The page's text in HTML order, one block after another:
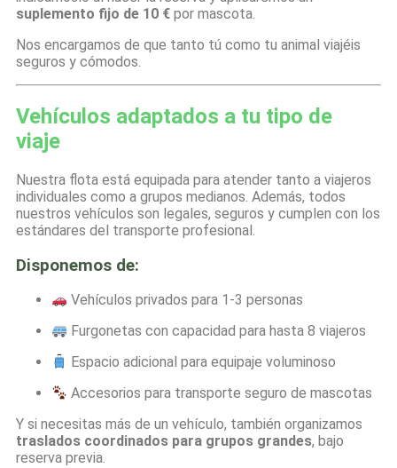
suplemento fijo de 10 € por mascota.
Nos encargamos de que tanto tú como tu animal viajéis
seguros y cómodos.
Vehículos adaptados a tu tipo de
viaje
Nuestra flota está equipada para atender tanto a viajeros
individuales como a grupos medianos. Además, todos
nuestros vehículos son legales, seguros y cumplen con los
estándares del transporte profesional.
Disponemos de:
Vehículos privados para 1-3 personas
Furgonetas con capacidad para hasta 8 viajeros
Espacio adicional para equipaje voluminoso
Accesorios para transporte seguro de mascotas
Y si necesitas más de un vehículo, también organizamos
traslados coordinados para grupos grandes, bajo
reserva previa.